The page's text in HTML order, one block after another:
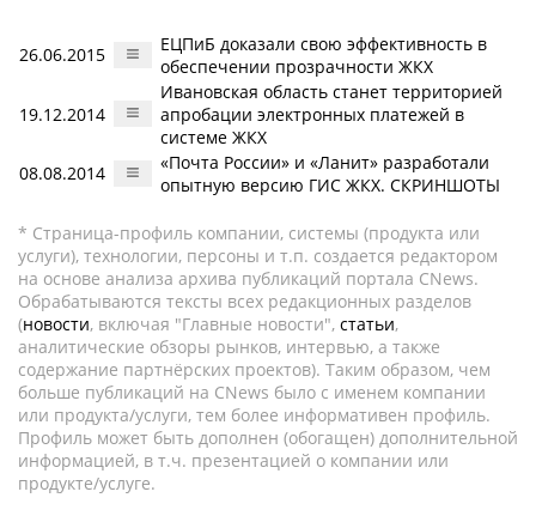
26.06.2015
ЕЦПиБ доказали свою эффективность в
обеспечении прозрачности ЖКХ
19.12.2014
Ивановская область станет территорией
апробации электронных платежей в
системе ЖКХ
08.08.2014
«Почта России» и «Ланит» разработали
опытную версию ГИС ЖКХ. СКРИНШОТЫ
* Страница-профиль компании, системы (продукта или
услуги), технологии, персоны и т.п. создается редактором
на основе анализа архива публикаций портала CNews.
Обрабатываются тексты всех редакционных разделов
(новости, включая "Главные новости", статьи,
аналитические обзоры рынков, интервью, а также
содержание партнёрских проектов). Таким образом, чем
больше публикаций на CNews было с именем компании
или продукта/услуги, тем более информативен профиль.
Профиль может быть дополнен (обогащен) дополнительной
информацией, в т.ч. презентацией о компании или
продукте/услуге.